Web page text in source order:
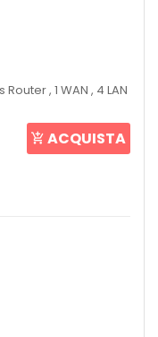
, 1 WAN , 4 LAN
ACQUISTA